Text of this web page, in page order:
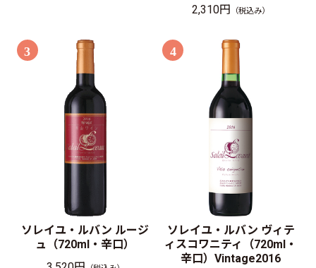
2,310円 （税込み）
3
ソレイユ・ルバン ルージ
ュ（720ml・辛口）
4
ソレイユ・ルバン ヴィテ
ィスコワニティ（720ml・
辛口）Vintage2016